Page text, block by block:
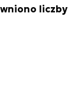
liczby